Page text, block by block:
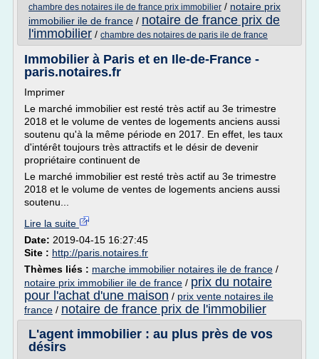
chambre des notaires ile de france prix immobilier / notaire prix
immobilier ile de france / notaire de france prix de
l'immobilier / chambre des notaires de paris ile de france
Immobilier à Paris et en Ile-de-France -
paris.notaires.fr
Imprimer
Le marché immobilier est resté très actif au 3e trimestre
2018 et le volume de ventes de logements anciens aussi
soutenu qu'à la même période en 2017. En effet, les taux
d'intérêt toujours très attractifs et le désir de devenir
propriétaire continuent de
Le marché immobilier est resté très actif au 3e trimestre
2018 et le volume de ventes de logements anciens aussi
soutenu...
Lire la suite
Date: 2019-04-15 16:27:45
Site : http://paris.notaires.fr
Thèmes liés : marche immobilier notaires ile de france /
notaire prix immobilier ile de france / prix du notaire
pour l'achat d'une maison / prix vente notaires ile
france / notaire de france prix de l'immobilier
L'agent immobilier : au plus près de vos
désirs